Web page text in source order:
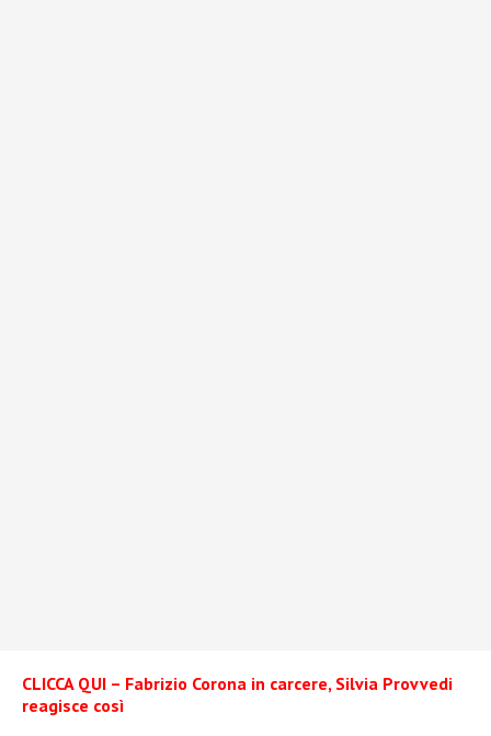
CLICCA QUI – Fabrizio Corona in carcere, Silvia Provvedi
reagisce così